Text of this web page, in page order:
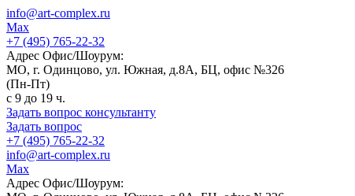
info@art-complex.ru
Max
+7 (495) 765-22-32
Адрес Офис/Шоурум:
МО, г. Одинцово, ул. Южная, д.8А, БЦ, офис №326
(Пн-Пт)
с 9 до 19 ч.
Задать вопрос консультанту
Задать вопрос
+7 (495) 765-22-32
info@art-complex.ru
Max
Адрес Офис/Шоурум: